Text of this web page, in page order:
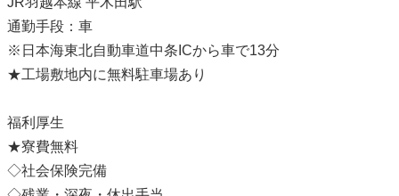
通勤手段：車
※日本海東北自動車道中条ICから車で13分
★工場敷地内に無料駐車場あり
福利厚生
★寮費無料
◇社会保険完備